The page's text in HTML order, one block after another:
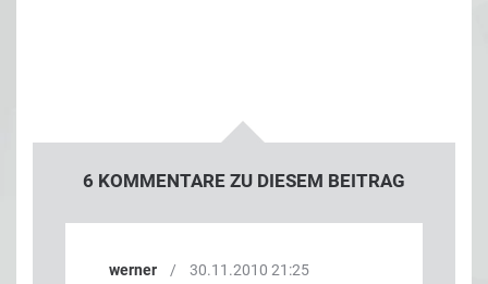
6 KOMMENTARE ZU DIESEM BEITRAG
werner / 30.11.2010 21:25